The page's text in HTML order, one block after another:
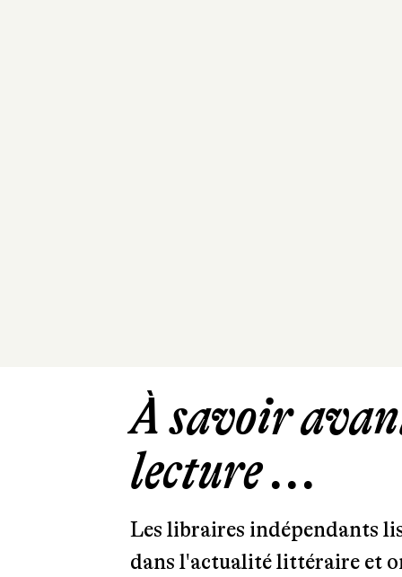
À savoir
lecture ...
Les libraires indépendants
dans l'actualité littéraire et